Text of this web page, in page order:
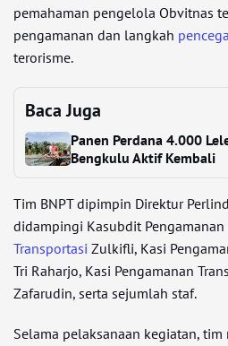
pemahaman pengelola Obvitnas
pengamanan dan langkah
terorisme.
Baca Juga
Panen Perdana 4.000
Bengkulu Aktif Kembali
Tim BNPT dipimpin Direktur
didampingi Kasubdit
Transportasi Zulkifli, Kasi
Tri Raharjo, Kasi Pengamanan
Zafarudin, serta sejumlah staf.
Selama pelaksanaan kegiatan,